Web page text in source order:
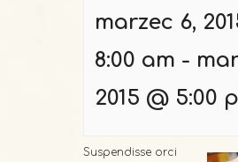
marzec 6,
8:00 am -
2015 @ 5:00
Suspendisse orci